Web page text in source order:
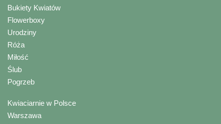
Bukiety Kwiatów
Flowerboxy
Urodziny
Róża
Miłość
Ślub
Pogrzeb
Kwiaciarnie w Polsce
Warszawa